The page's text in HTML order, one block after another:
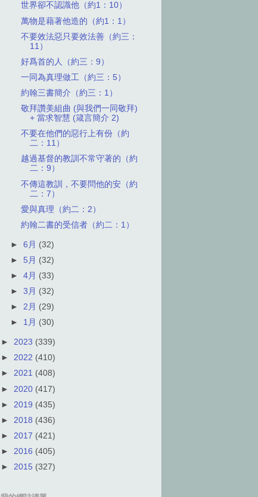
世界卻不認識他（約1：10）
萬物是藉著他造的（約1：1）
不要效法惡只要效法善（約三：
11）
好爲首的人（約三：9）
一同為真理做工（約三：5）
約翰三書簡介（約三：1）
敬拜讚美組曲 (與我們一同敬拜)
+ 當求智慧 (箴言簡介 2)
不要在他們的惡行上有份（約
二：11）
越過基督的教訓不常守著的（約
二：9）
不傳這教訓，不要問他的安（約
二：7）
愛與真理（約二：2）
約翰二書的受信者（約二：1）
►6月 (32)
► 5月 (32)
►4月 (33)
►3月 (32)
►2月 (29)
► 1月 (30)
► 2023 (339)
► 2022 (410)
► 2021 (408)
► 2020 (417)
► 2019 (435)
► 2018 (436)
► 2017 (421)
► 2016 (405)
► 2015 (327)